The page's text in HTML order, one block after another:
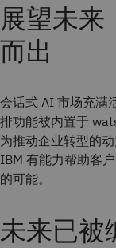
展望未来
而出
会话式 AI 市场充满
排功能被内置于
为推动企业转型的
IBM 有能力帮助客
的可能。
未来已被